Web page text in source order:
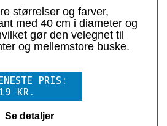
størrelser og farver,
med 40 cm i diameter og
gør den velegnet til
og mellemstore buske.
PRIS:
KR.
Se detaljer